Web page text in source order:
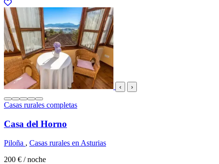
‹ ›
Casas rurales completas
Casa del Horno
Piloña , Casas rurales en Asturias
200 € / noche